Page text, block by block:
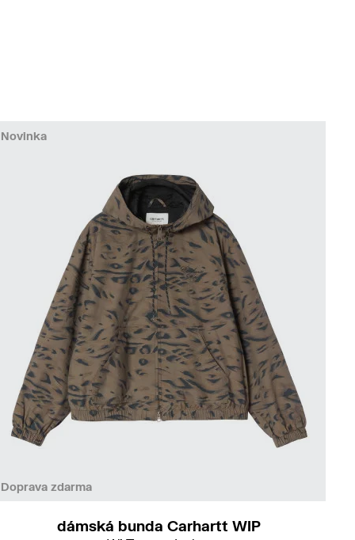
Doprava zdarma
Novinka
dámská bunda Carhartt WIP